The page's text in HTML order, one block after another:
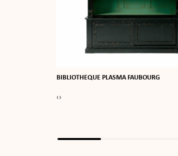
BIBLIOTHEQUE PLASMA FAUBOURG
‹›